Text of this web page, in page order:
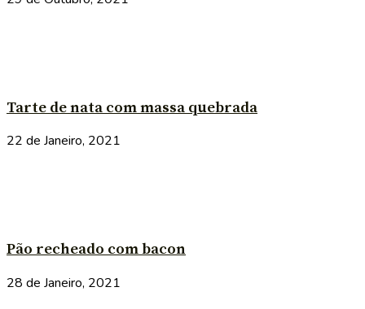
Tarte de nata com massa quebrada
22 de Janeiro, 2021
Pão recheado com bacon
28 de Janeiro, 2021